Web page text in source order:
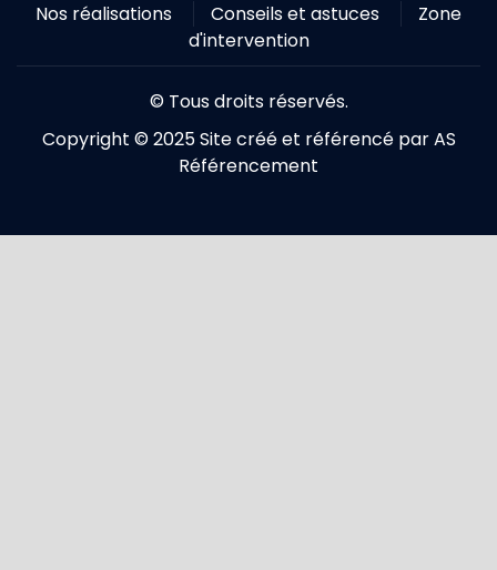
Nos réalisations Conseils et astuces
Zone
d'intervention
© Tous droits réservés.
Copyright © 2025 Site créé et référencé par AS
Référencement